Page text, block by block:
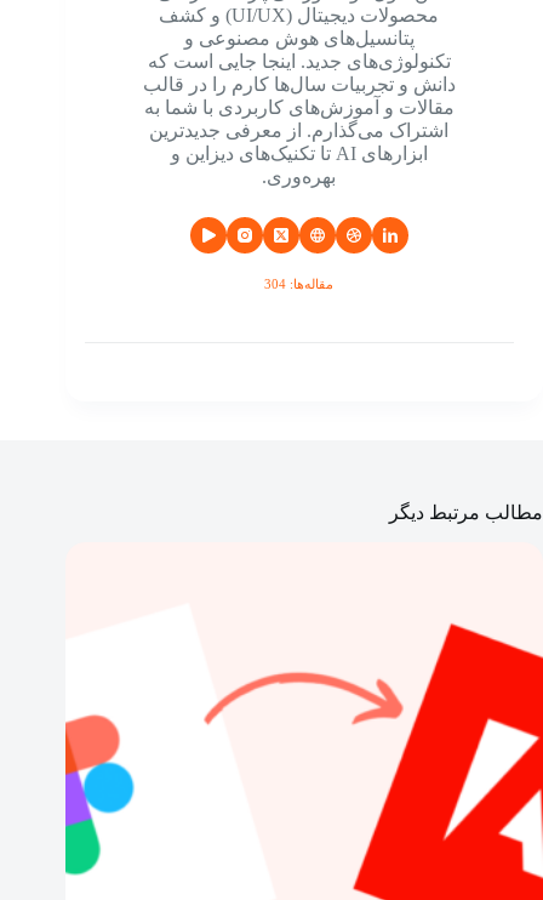
محصولات دیجیتال (UI/UX) و کشف
پتانسیل‌های هوش مصنوعی و
تکنولوژی‌های جدید. اینجا جایی است که
دانش و تجربیات سال‌ها کارم را در قالب
مقالات و آموزش‌های کاربردی با شما به
اشتراک می‌گذارم. از معرفی جدیدترین
ابزارهای AI تا تکنیک‌های دیزاین و
بهره‌وری.
مقاله‌ها: 304
مطالب مرتبط دیگر